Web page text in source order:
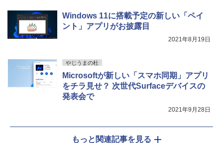
Windows 11に搭載予定の新しい「ペイ
ント」アプリがお披露目
2021年8月19日
やじうまの杜
Microsoftが新しい「スマホ同期」アプリ
をチラ見せ？ 次世代Surfaceデバイスの
発表会で
2021年9月28日
もっと関連記事を見る